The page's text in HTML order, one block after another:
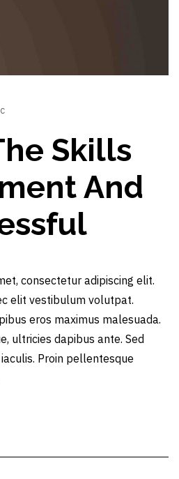
Skills
And
consectetur adipiscing elit.
elit vestibulum volutpat.
eros maximus malesuada.
ultricies dapibus ante. Sed
Proin pellentesque